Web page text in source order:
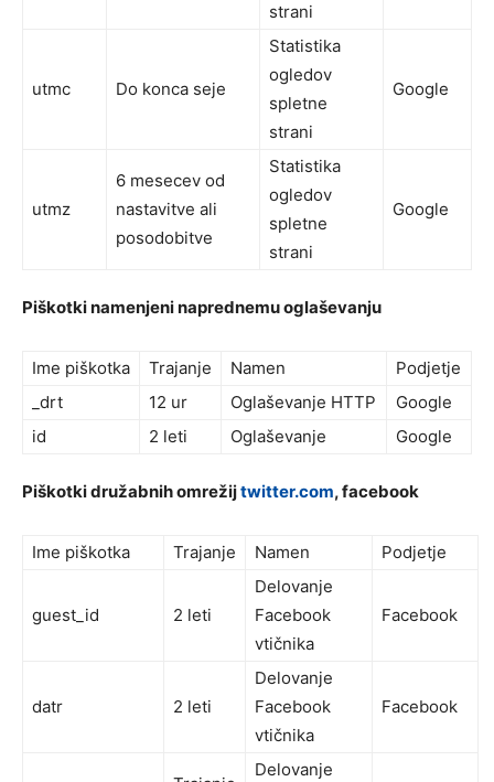
strani
utmc Do konca seje
Statistika
ogledov
spletne
strani
Google
utmz
6 mesecev od
nastavitve ali
posodobitve
Statistika
ogledov
spletne
strani
Google
Piškotki namenjeni naprednemu oglaševanju
Ime piškotka Trajanje Namen
Podjetje
_drt
12 ur Oglaševanje HTTP
Google
id
2 leti Oglaševanje Google
Piškotki družabnih omrežijtwitter.com, facebook
Ime piškotka Trajanje Namen Podjetje
guest_id 2 leti
Delovanje
Facebook
vtičnika
Facebook
datr 2 leti
Delovanje
Facebook
vtičnika
Facebook
Delovanje